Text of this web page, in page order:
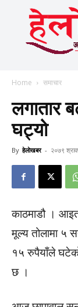
Home समाचार
लगातार
घट्यो
By हेलाेखबर - २०७९
काठमाडौ ।
मूल्य तोलामा ५
१५ रुपैयाँले
छ ।